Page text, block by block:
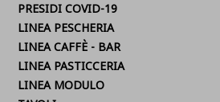
PRESIDI COVID-19
LINEA PESCHERIA
LINEA CAFFÈ - BAR
LINEA PASTICCERIA
LINEA MODULO